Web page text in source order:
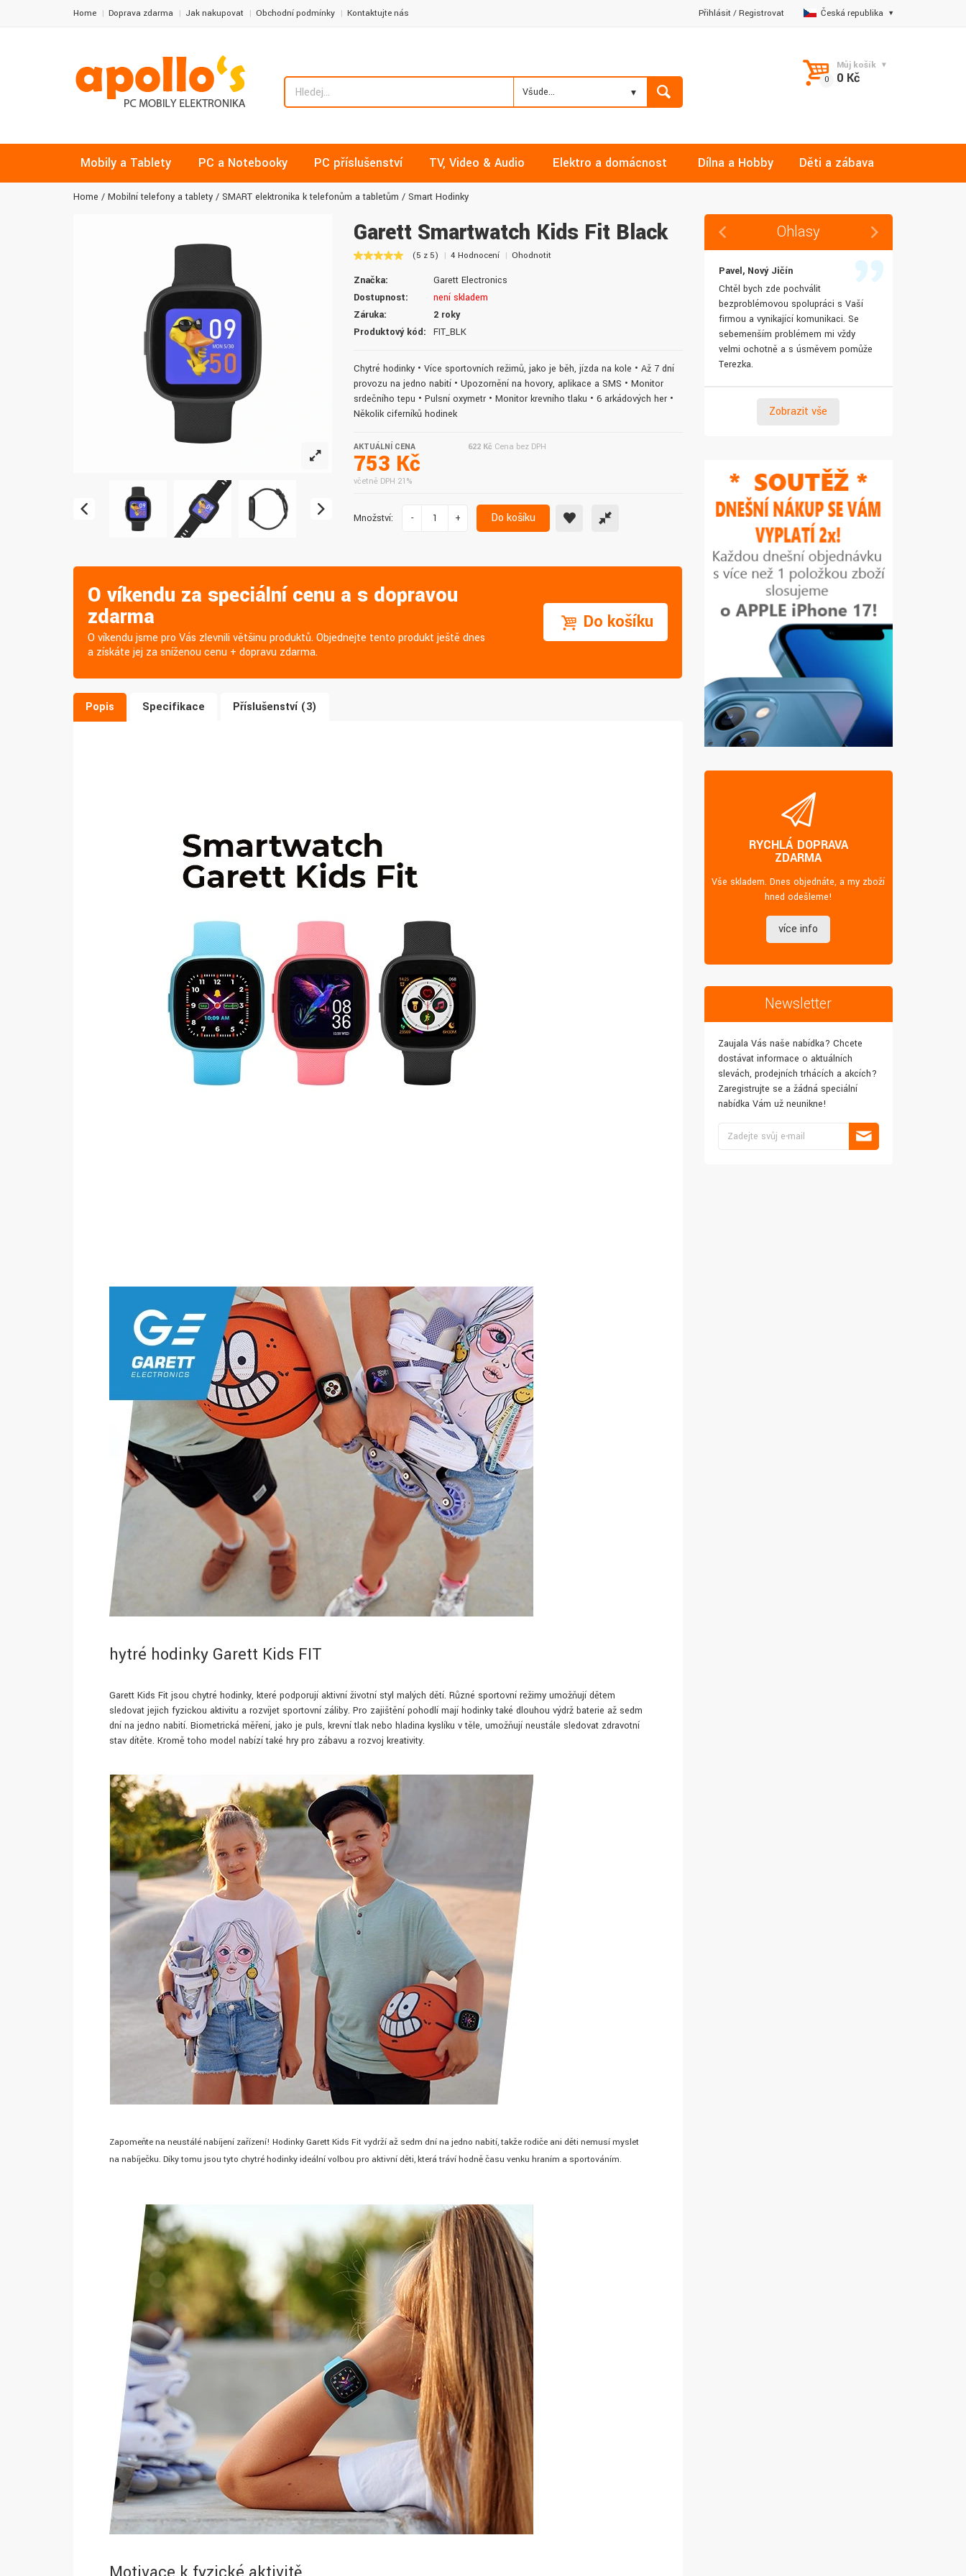
Home Doprava zdarma Jak nakupovat Obchodní podmínky Kontaktujte nás Česká republika
Přihlásit/Registrovat
Všude...
Můj košík
0 Kč
Mobily a Tablety PC a Notebooky PC příslušenství TV, Video & Audio Elektro a domácnost Dílna a Hobby Děti a zábava
Home Mobilní telefony a tablety SMART elektronika k telefonům a tabletům Smart Hodinky
Garett Smartwatch Kids Fit Black
(5 z 5) 4 Hodnocení Ohodnotit
Značka:
Garett Electronics
Dostupnost:
není skladem
Záruka:
2 roky
Produktový kód:
FIT_BLK
Chytré hodinky • Více sportovních režimů, jako je běh, jízda na kole • Až 7 dní
provozu na jedno nabití • Upozornění na hovory, aplikace a SMS • Monitor
srdečního tepu • Pulsní oxymetr • Monitor krevního tlaku • 6 arkádových her •
Několik ciferníků hodinek
AKTUÁLNÍ CENA
753 Kč
včetně DPH 21%
622 Kč Cena bez DPH
Množství: - + Do košíku
O víkendu za speciální cenu a s dopravou
zdarma
O víkendu jsme pro Vás zlevnili většinu produktů. Objednejte tento produkt ještě dnes
a získáte jej za sníženou cenu + dopravu zdarma.
Do košíku
Popis Specifikace Příslušenství (3)
hytré hodinky Garett Kids FIT
Garett Kids Fit jsou chytré hodinky, které podporují aktivní životní styl malých dětí. Různé sportovní režimy umožňují dětem
sledovat jejich fyzickou aktivitu a rozvíjet sportovní záliby. Pro zajištění pohodlí mají hodinky také dlouhou výdrž baterie až sedm
dní na jedno nabití. Biometrická měření, jako je puls, krevní tlak nebo hladina kyslíku v těle, umožňují neustále sledovat zdravotní
stav dítěte. Kromě toho model nabízí také hry pro zábavu a rozvoj kreativity.
Zapomeňte na neustálé nabíjení zařízení! Hodinky Garett Kids Fit vydrží až sedm dní na jedno nabití, takže rodiče ani děti nemusí myslet
na nabíječku. Díky tomu jsou tyto chytré hodinky ideální volbou pro aktivní děti, která tráví hodně času venku hraním a sportováním.
Ohlasy
vždy v pořádku. Vše skladem a za
normální ceny. Třešničkou na dortu je
doručení do druhého dne.
Pavel, Nový Jičín
Chtěl bych zde pochválit
bezproblémovou spolupráci s Vaší
firmou a vynikající komunikaci. Se
sebemenším problémem mi vždy
velmi ochotně a s úsměvem pomůže
Terezka.
Zobrazit vše
RYCHLÁ DOPRAVA
ZDARMA
Vše skladem. Dnes objednáte, a my zboží
hned odešleme!
více info
Newsletter
Zaujala Vás naše nabídka? Chcete
dostávat informace o aktuálních
slevách, prodejních trhácích a akcích?
Zaregistrujte se a žádná speciální
nabídka Vám už neunikne!